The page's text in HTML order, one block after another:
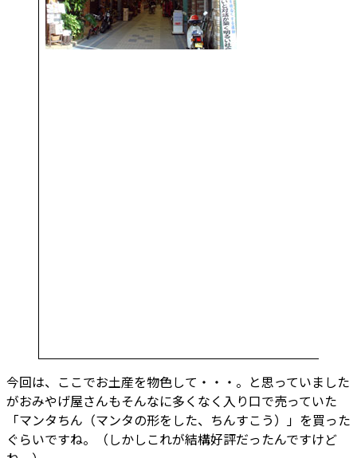
今回は、ここでお土産を物色して・・・。と思っていました
がおみやげ屋さんもそんなに多くなく入り口で売っていた
「マンタちん（マンタの形をした、ちんすこう）」を買った
ぐらいですね。（しかしこれが結構好評だったんですけど